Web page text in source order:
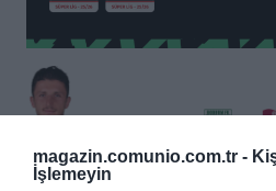
magazin.comunio.com.tr -
İşlemeyin
Kupayı Galatasaray’a kaybeden